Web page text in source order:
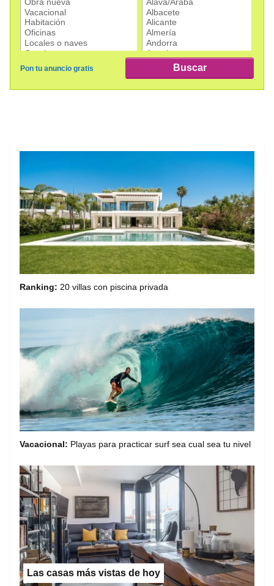
Ranking: 20 villas con piscina privada
Vacacional: Playas para practicar surf sea cual sea tu nivel
Las casas más vistas de hoy